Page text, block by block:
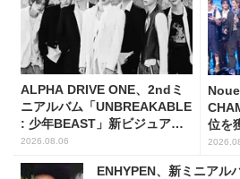
ALPHA DRIVE ONE、2ndミ
ニアルバム「UNBREAKABLE
: 少年BEAST」新ビジュアル
解禁！
2026.08.06
位を
ENHYPEN、新ミニアル